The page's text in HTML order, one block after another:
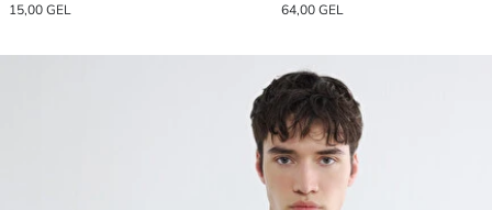
15,00 GEL
64,00 GEL